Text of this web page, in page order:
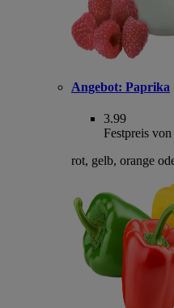
Angebot: Paprika
3.99
Festpreis
rot, gelb, orange